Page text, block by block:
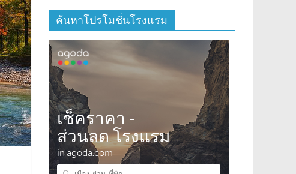
ค้นหาโปรโมชั่นโรงแรม